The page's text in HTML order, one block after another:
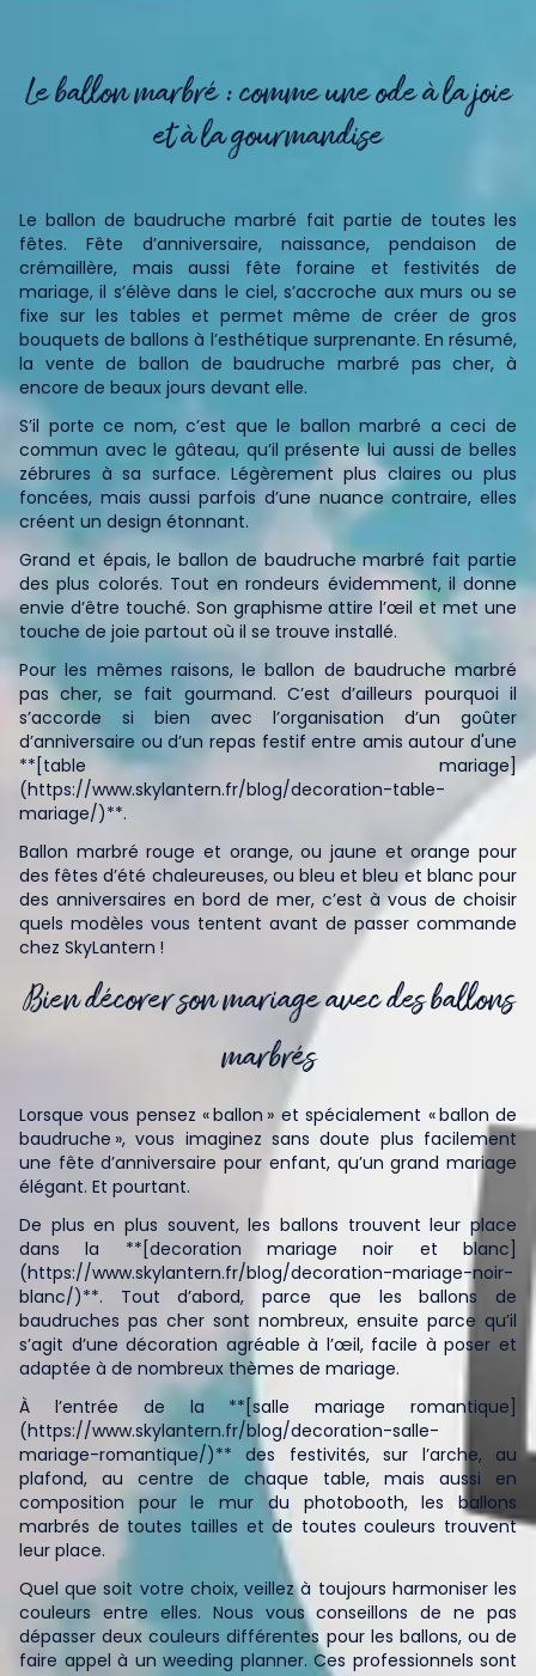
Le ballon marbré : comme une ode à la joie
et à la gourmandise
Le ballon de baudruche marbré fait partie de toutes les
fêtes. Fête d’anniversaire, naissance, pendaison de
crémaillère, mais aussi fête foraine et festivités de
mariage, il s’élève dans le ciel, s’accroche aux murs ou se
fixe sur les tables et permet même de créer de gros
bouquets de ballons à l’esthétique surprenante. En résumé,
la vente de ballon de baudruche marbré pas cher, à
encore de beaux jours devant elle.
S’il porte ce nom, c’est que le ballon marbré a ceci de
commun avec le gâteau, qu’il présente lui aussi de belles
zébrures à sa surface. Légèrement plus claires ou plus
foncées, mais aussi parfois d’une nuance contraire, elles
créent un design étonnant.
Grand et épais, le ballon de baudruche marbré fait partie
des plus colorés. Tout en rondeurs évidemment, il donne
envie d’être touché. Son graphisme attire l’œil et met une
touche de joie partout où il se trouve installé.
Pour les mêmes raisons, le ballon de baudruche marbré
pas cher, se fait gourmand. C’est d’ailleurs pourquoi il
s’accorde si bien avec l’organisation d’un goûter
d’anniversaire ou d’un repas festif entre amis autour d'une
**[table mariage]
(https://www.skylantern.fr/blog/decoration-table-
mariage/)**.
Ballon marbré rouge et orange, ou jaune et orange pour
des fêtes d’été chaleureuses, ou bleu et bleu et blanc pour
des anniversaires en bord de mer, c’est à vous de choisir
quels modèles vous tentent avant de passer commande
chez SkyLantern !
Bien décorer son mariage avec des ballons
marbrés
Lorsque vous pensez « ballon » et spécialement « ballon de
baudruche », vous imaginez sans doute plus facilement
une fête d’anniversaire pour enfant, qu’un grand mariage
élégant. Et pourtant.
De plus en plus souvent, les ballons trouvent leur place
dans la **[decoration mariage noir et blanc]
(https://www.skylantern.fr/blog/decoration-mariage-noir-
blanc/)**. Tout d’abord, parce que les ballons de
baudruches pas cher sont nombreux, ensuite parce qu’il
s’agit d’une décoration agréable à l’œil, facile à poser et
adaptée à de nombreux thèmes de mariage.
À l’entrée de la **[salle mariage romantique]
(https://www.skylantern.fr/blog/decoration-salle-
mariage-romantique/)** des festivités, sur l’arche, au
plafond, au centre de chaque table, mais aussi en
composition pour le mur du photobooth, les ballons
marbrés de toutes tailles et de toutes couleurs trouvent
leur place.
Quel que soit votre choix, veillez à toujours harmoniser les
couleurs entre elles. Nous vous conseillons de ne pas
dépasser deux couleurs différentes pour les ballons, ou de
faire appel à un weeding planner. Ces professionnels sont